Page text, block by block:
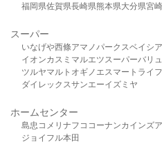
福岡県佐賀県長崎県熊本県大分県宮
スーパー
いなげや西條アマノパークスベイシア
イオンカスミ マルエツスーパーバリ
ツルヤマルト オギノ エスマート ライフ
ダイレックスサンエーイズミヤ
ホームセンター
島忠 コメリ ナフコ コーナンカインズ
ジョイフル本田